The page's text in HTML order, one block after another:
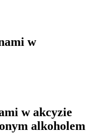
w
w akcyzie
alkoholem